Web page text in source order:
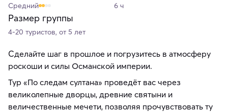
Средний 6 ч
Размер группы
4-20 туристов, от 5 лет
Сделайте шаг в прошлое и погрузитесь в атмосферу
роскоши и силы Османской империи.
Тур «По следам султана» проведёт вас через
великолепные дворцы, древние святыни и
величественные мечети, позволяя прочувствовать ту